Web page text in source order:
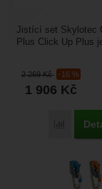
2 269Kč -16 %
1 906 Kč
Porovnat
Jistící set Skylotec
Plus Click Up Plus
jistítka (s